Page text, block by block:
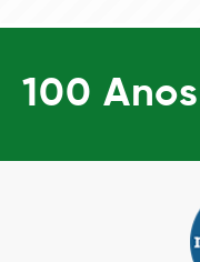
100